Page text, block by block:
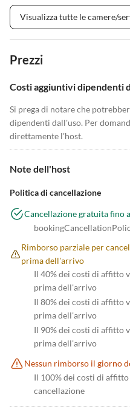
Visualizza tutte le camere/
Prezzi
Costi aggiuntivi dipendenti
Si prega di notare che
dipendenti dall'uso. Per
direttamente l'host.
Note dell'host
Politica di cancellazione
Cancellazione gratuita fino
Rimborso parziale per
prima dell'arrivo
Il 40% dei costi di affitto
prima dell'arrivo
Il 80% dei costi di affitto
prima dell'arrivo
Il 90% dei costi di affitto
prima dell'arrivo
Nessun rimborso il giorno
Il 100% dei costi di
cancellazione